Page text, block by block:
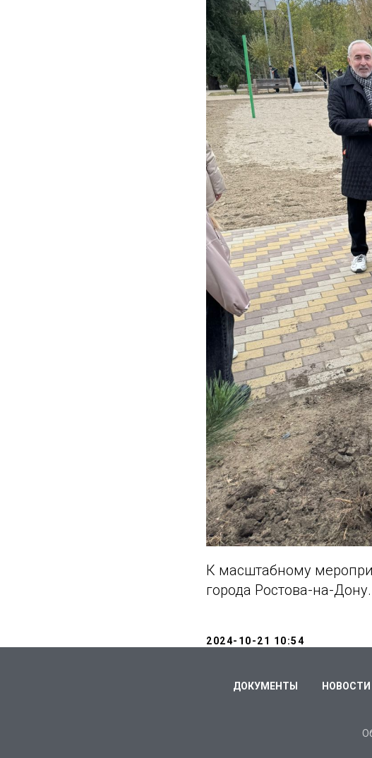
К масштабному
города Ростова-на-Дону.
2024-10-21 10:54
ДОКУМЕНТЫ НОВОСТИ